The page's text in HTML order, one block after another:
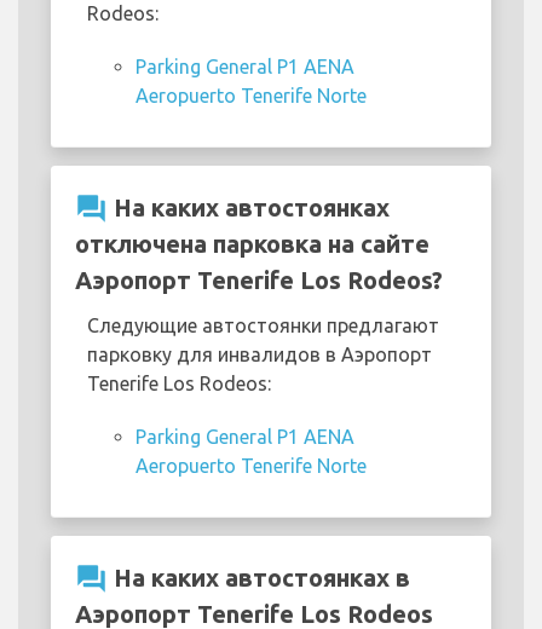
Rodeos:
Parking General P1 AENA
Aeropuerto Tenerife Norte
question_answer На каких автостоянках
отключена парковка на сайте
Аэропорт Tenerife Los Rodeos?
Следующие автостоянки предлагают
парковку для инвалидов в Аэропорт
Tenerife Los Rodeos:
Parking General P1 AENA
Aeropuerto Tenerife Norte
question_answer На каких автостоянках в
Аэропорт Tenerife Los Rodeos